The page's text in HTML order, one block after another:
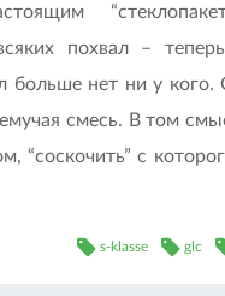
похвал –
больше нет ни у кого.
смесь. В том
“соскочить” с
glc
s-klasse